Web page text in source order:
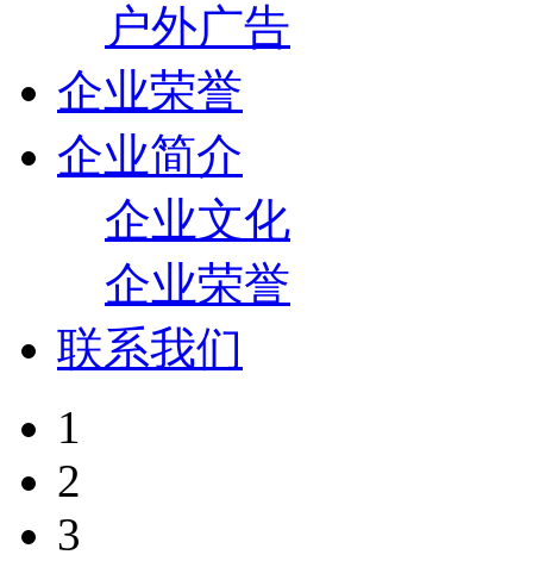
户外广告
企业荣誉
企业简介
企业文化
企业荣誉
联系我们
1
2
3